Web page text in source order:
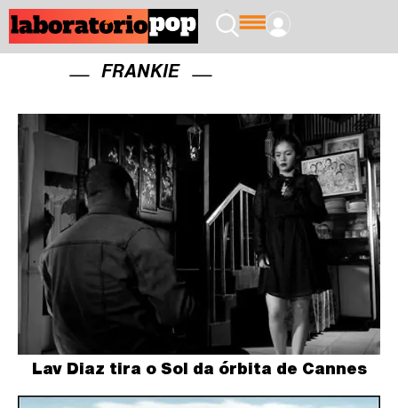
FRANKIE
Lav Diaz tira o Sol da órbita de Cannes